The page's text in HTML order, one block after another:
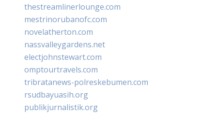
thestreamlinerlounge.com
mestrinorubanofc.com
novelatherton.com
nassvalleygardens.net
electjohnstewart.com
omptourtravels.com
tribratanews-polreskebumen.com
rsudbayuasih.org
publikjurnalistik.org